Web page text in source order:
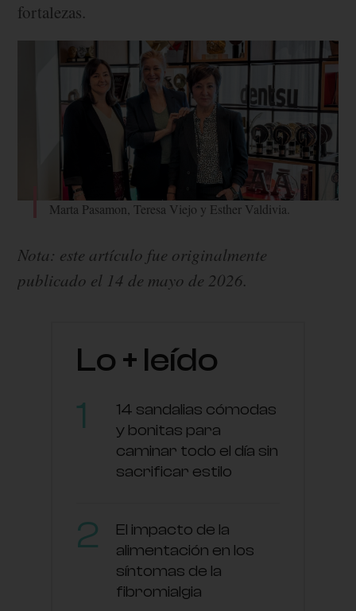
fortalezas.
Marta Pasamon, Teresa Viejo y Esther Valdivia.
Nota: este artículo fue originalmente
publicado el 14 de mayo de 2026.
Lo + leído
14 sandalias cómodas
y bonitas para
caminar todo el día sin
sacrificar estilo
El impacto de la
alimentación en los
síntomas de la
fibromialgia